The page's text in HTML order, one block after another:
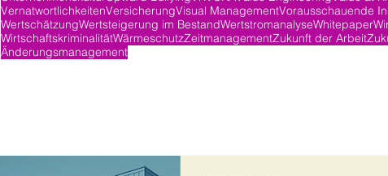
VernatwortlichkeitenVersicherungVisual ManagementVorausschauende
WertschätzungWertsteigerung im BestandWertstromanalyseWhitepaper
WirtschaftskriminalitätWärmeschutzZeitmanagementZukunft der Arbeit
Änderungsmanagement